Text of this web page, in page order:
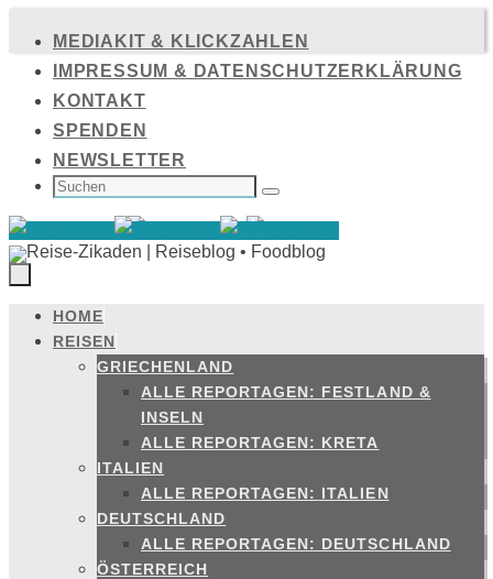
Inhalt
springen
MEDIAKIT & KLICKZAHLEN
IMPRESSUM & DATENSCHUTZERKLÄRUNG
KONTAKT
SPENDEN
NEWSLETTER
SUCHEN
NACH: Suchen
Zum
Inhalt
springen
HOME
REISEN
GRIECHENLAND
ALLE REPORTAGEN: FESTLAND &
INSELN
ALLE REPORTAGEN: KRETA
ITALIEN
ALLE REPORTAGEN: ITALIEN
DEUTSCHLAND
ALLE REPORTAGEN: DEUTSCHLAND
ÖSTERREICH